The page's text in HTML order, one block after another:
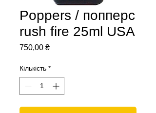
Poppers / попперс
rush fire 25ml USA
750,00 ₴Ціна
Кількість *